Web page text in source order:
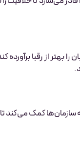
از رقبا برآورده
سازمان‌ها کمک می‌کند تا